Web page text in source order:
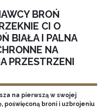
BROŃ
CI O
BIAŁA I PALNA
NA
PRZESTRZENI
na pierwszą w swojej
poświęconą broni i uzbrojeniu